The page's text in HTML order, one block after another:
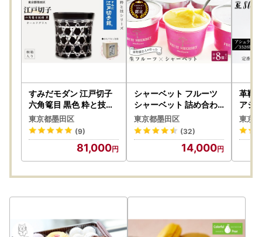
すみだモダン 江戸切子
六角篭目 黒色 粋と技シ
リーズ ヒロタグラスク
ラフト 桐箱入り 切子 グ
ラス 切子グラス 江戸 コ
ップ ロックグラス 水割
りグラス 民芸品 工芸品
東京都墨田区
(9)
81,000
シャーベット フルーツ
シャーベット 詰め合わ
せ シャーベット
東京都墨田区
(32)
14,000
革靴
アシ
東京